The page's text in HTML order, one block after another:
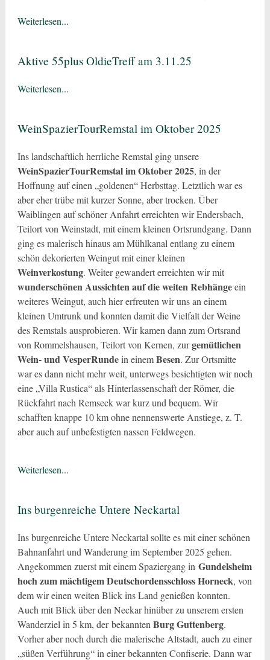
Weiterlesen...
Aktive 55plus OldieTreff am 3.11.25
Weiterlesen...
WeinSpazierTourRemstal im Oktober 2025
Ins landschaftlich herrliche Remstal ging unsere
WeinSpazierTourRemstal im Oktober 2025, in der
Hoffnung auf einen „goldenen“ Herbsttag. Letztlich war es
aber eher trübe mit kurzer Sonne, aber trocken. Über
Waiblingen auf schöner Anfahrt erreichten wir Endersbach,
Teilort von Weinstadt, mit einem kleinen Ortsrundgang. Dann
ging es malerisch hinaus am Mühlkanal entlang zu einem
schön dekorierten Weingut mit einer kleinen
Weinverkostung. Weiter gewandert erreichten wir mit
wunderschönen Aussichten auf die weiten Rebhängeein
weiteres Weingut, auch hier erfreuten wir uns an einem
kleinen Umtrunk und konnten damit die Vielfalt der Weine
des Remstals ausprobieren. Wir kamen dann zum Ortsrand
von Rommelshausen, Teilort von Kernen, zurgemütlichen
Wein- und VesperRundein einemBesen. Zur Ortsmitte
war es dann nicht mehr weit, unterwegs besichtigten wir noch
eine „Villa Rustica“ als Hinterlassenschaft der Römer, die
Rückfahrt nach Remseck war kurz und bequem. Wir
schafften knappe 10 km ohne nennenswerte Anstiege, z. T.
aber auch auf unbefestigten nassen Feldwegen.
Weiterlesen...
Ins burgenreiche Untere Neckartal
Ins burgenreiche Untere Neckartal sollte es mit einer schönen
Bahnanfahrt und Wanderung im September 2025 gehen.
Angekommen zuerst mit einem Spaziergang in Gundelsheim
hoch zum mächtigem Deutschordensschloss Horneck, von
dem wir einen weiten Blick ins Land genießen konnten.
Auch mit Blick über den Neckar hinüber zu unserem ersten
Wanderziel in 5 km, der bekannten Burg Guttenberg.
Vorher aber noch durch die malerische Altstadt, auch zu einer
„süßen Verführung“ in einer bekannten Confiserie. Dann war